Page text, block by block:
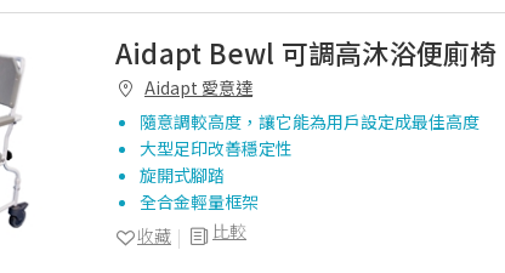
Aidapt Bewl 可調高沐浴便廁椅
Aidapt 愛意達
隨意調較高度，讓它能為用戶設定成最佳高度
大型足印改善穩定性
旋開式腳踏
全合金輕量框架
比較
收藏